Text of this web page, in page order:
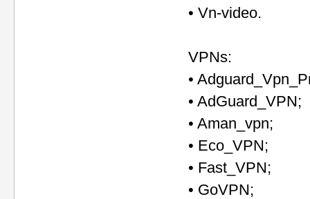
• Vn-video.
VPNs:
•
• AdGuard_VPN;
• Aman_vpn;
• Eco_VPN;
• Fast_VPN;
• GoVPN;